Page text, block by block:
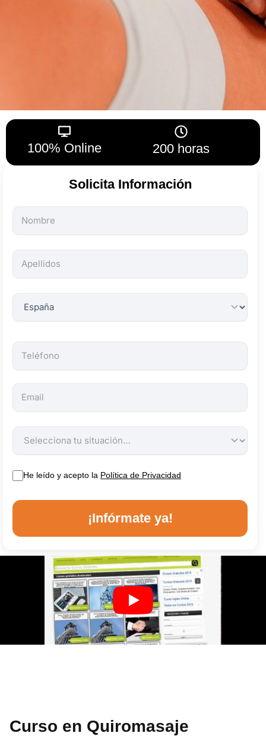
100% Online 200 horas
Solicita Información
Todos
los
son
obligatorios.
He leído y acepto la Política de Privacidad
¡Infórmate ya!
Curso en Quiromasaje